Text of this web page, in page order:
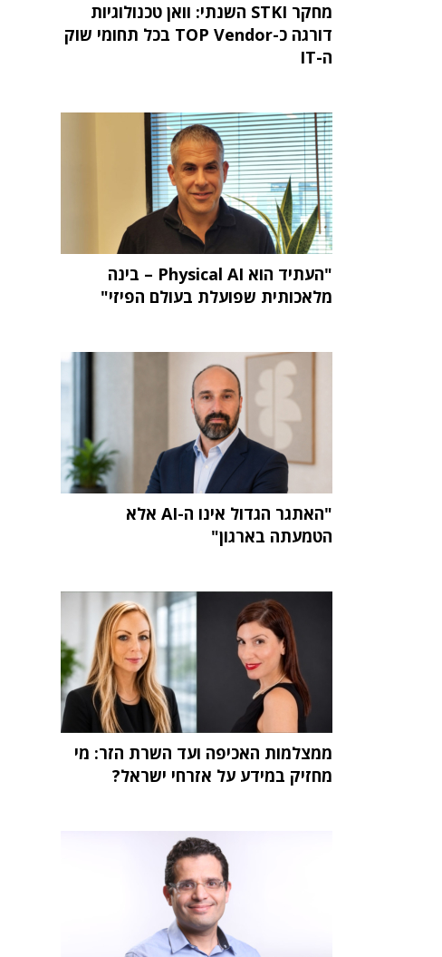
מחקר STKI השנתי: וואן טכנולוגיות
דורגה כ-TOP Vendor בכל תחומי שוק
ה-IT
"העתיד הוא Physical AI – בינה
מלאכותית שפועלת בעולם הפיזי"
"האתגר הגדול אינו ה-AI אלא
הטמעתה בארגון"
ממצלמות האכיפה ועד השרת הזר: מי
מחזיק במידע על אזרחי ישראל?